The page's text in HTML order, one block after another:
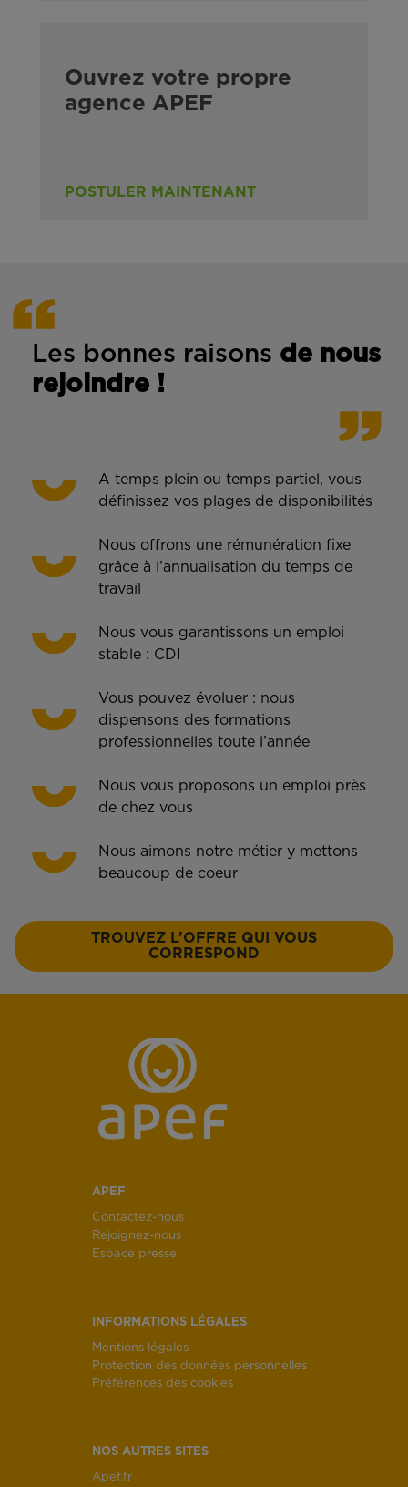
Ouvrez votre propre
agence APEF
POSTULER MAINTENANT
Les bonnes raisons de nous
rejoindre !
A temps plein ou temps partiel, vous
définissez vos plages de disponibilités
Nous offrons une rémunération fixe
grâce à l’annualisation du temps de
travail
Nous vous garantissons un emploi
stable : CDI
Vous pouvez évoluer : nous
dispensons des formations
professionnelles toute l’année
Nous vous proposons un emploi près
de chez vous
Nous aimons notre métier y mettons
beaucoup de coeur
TROUVEZ L’OFFRE QUI VOUS
CORRESPOND
APEF
Contactez-nous
Rejoignez-nous
Espace presse
INFORMATIONS LÉGALES
Mentions légales
Protection des données personnelles
Préférences des cookies
NOS AUTRES SITES
Apef.fr